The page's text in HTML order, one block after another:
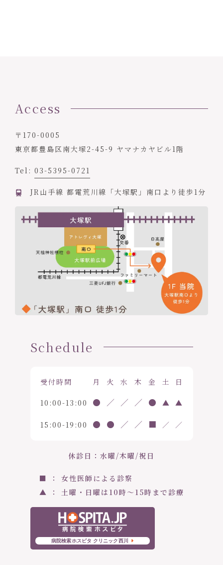
Access
〒170-0005
東京都豊島区南大塚2-45-9 ヤマナカヤビル1階
Tel: 03-5395-0721
JR山手線 都電荒川線「大塚駅」南口より徒歩1分
Schedule
受付時間 月 火 水 木 金 土 日
10:00-13:00 ● ／ ／ ／ ● ▲ ▲
15:00-19:00 ● ● ／ ／ ■ ／ ／
休診日：水曜/木曜/祝日
■ ： 女性医師による診察
▲ ： 土曜・日曜は10時〜15時まで診療
病院検索ホスピタ クリニック西川